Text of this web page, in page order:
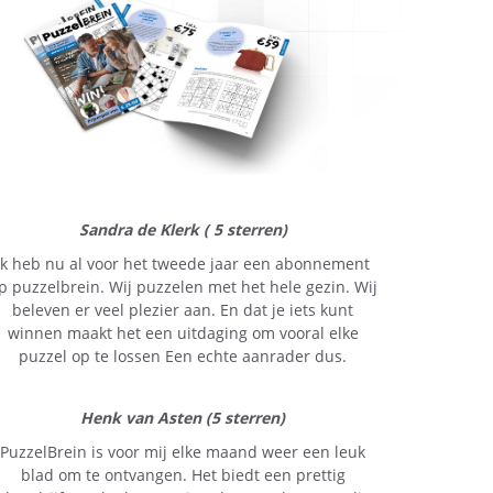
Sandra de Klerk ( 5 sterren)
heb nu al voor het tweede jaar een abonnement
puzzelbrein. Wij puzzelen met het hele gezin. Wij
beleven er veel plezier aan. En dat je iets kunt
winnen maakt het een uitdaging om vooral elke
puzzel op te lossen Een echte aanrader dus.
Henk van Asten (5 sterren)
PuzzelBrein is voor mij elke maand weer een leuk
blad om te ontvangen. Het biedt een prettig